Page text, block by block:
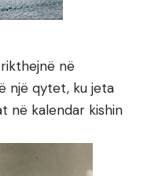
në
një qytet, ku jeta
në kalendar kishin